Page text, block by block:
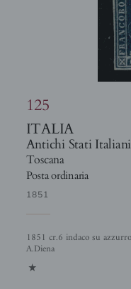
125
ITALIA
Antichi Stati Italiani
Toscana
Posta ordinaria
1851
1851 cr.6 indaco su azzurro (7a) nuovo con gomma originale, cert
A.Diena
1